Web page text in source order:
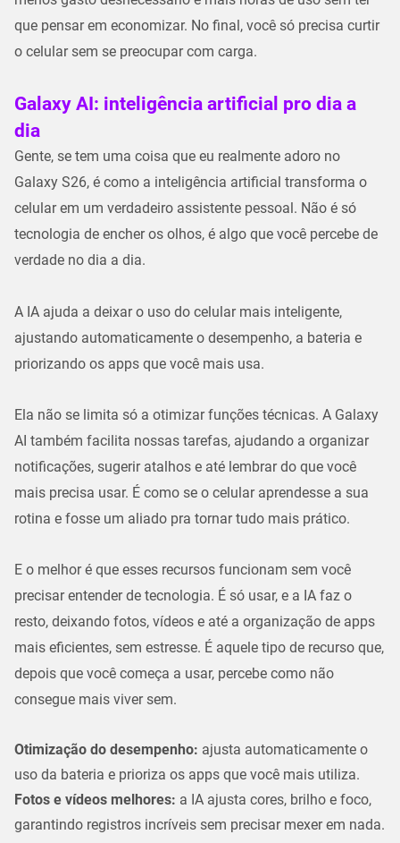
que pensar em economizar. No final, você só precisa curtir
o celular sem se preocupar com carga.
Galaxy AI: inteligência artificial pro dia a
dia
Gente, se tem uma coisa que eu realmente adoro no
Galaxy S26, é como a inteligência artificial transforma o
celular em um verdadeiro assistente pessoal. Não é só
tecnologia de encher os olhos, é algo que você percebe de
verdade no dia a dia.
A IA ajuda a deixar o uso do celular mais inteligente,
ajustando automaticamente o desempenho, a bateria e
priorizando os apps que você mais usa.
Ela não se limita só a otimizar funções técnicas. A Galaxy
AI também facilita nossas tarefas, ajudando a organizar
notificações, sugerir atalhos e até lembrar do que você
mais precisa usar. É como se o celular aprendesse a sua
rotina e fosse um aliado pra tornar tudo mais prático.
E o melhor é que esses recursos funcionam sem você
precisar entender de tecnologia. É só usar, e a IA faz o
resto, deixando fotos, vídeos e até a organização de apps
mais eficientes, sem estresse. É aquele tipo de recurso que,
depois que você começa a usar, percebe como não
consegue mais viver sem.
Otimização do desempenho: ajusta automaticamente o
uso da bateria e prioriza os apps que você mais utiliza.
Fotos e vídeos melhores: a IA ajusta cores, brilho e foco,
garantindo registros incríveis sem precisar mexer em nada.